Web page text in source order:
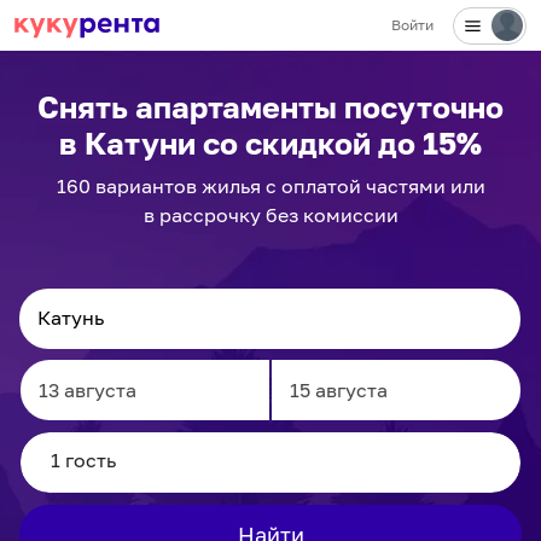
Войти
Снять апартаменты посуточно
в Катуни со скидкой до 15%
160 вариантовжилья с оплатой частями или
в рассрочку без комиссии
Navigate
forward
to
interact
Navigate
to
interact
Найти
✕